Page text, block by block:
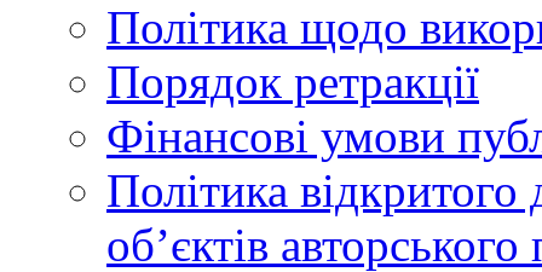
Політика щодо
Порядок ретракції
Фінансові умови
Політика
обʼєктів авторського